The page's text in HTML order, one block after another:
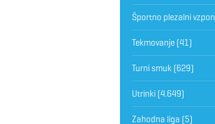
Športno plezalni vzpon
Tekmovanje(41)
Turni smuk(629)
Utrinki(4.649)
Zahodna liga (5)